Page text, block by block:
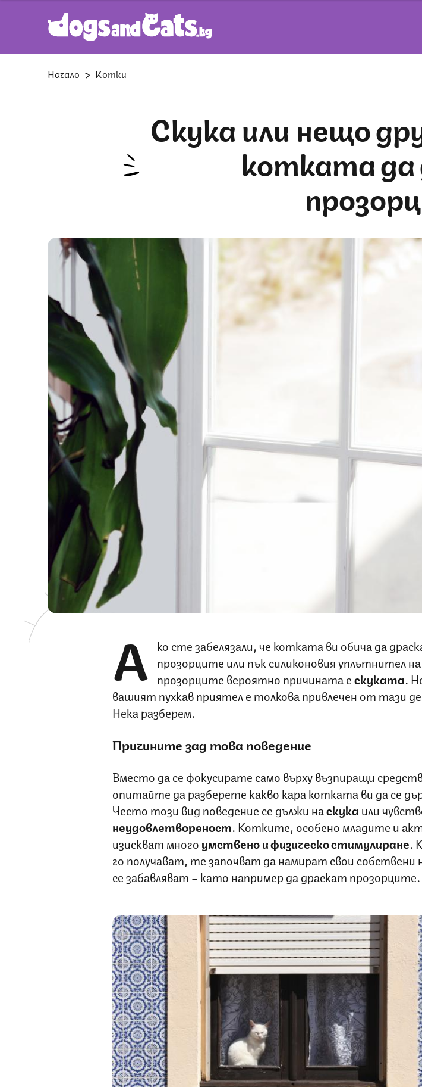
Начало Котки
Скука или нещо друго: как да спрем
котката да
А ко сте забелязали, че котката ви обича да
прозорците или пък силиконовия уплътнител на
прозорците вероятно причината ескуката.
вашият пухкав приятел е толкова привлечен от тази
Нека разберем.
Причините зад това поведение
Вместо да се фокусирате само върху възпиращи
опитайте да разберете какво кара котката ви да се
Често този вид поведение се дължи наскука или
неудовлетвореност. Котките, особено младите и
изискват много умствено и физическо стимулиране.
го получават, те започват да намират свои собствени
се забавляват – като например да драскат прозорците.